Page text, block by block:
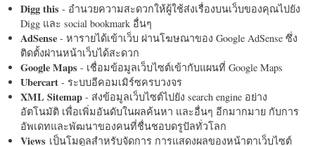
Digg this - อำนวยความสะดวกให้ผู้ใช้ส่งเรื่องบนเว็บของคุณไปยัง
Digg และ social bookmark อื่นๆ
AdSense - หารายได้เข้าเว็บ ผ่านโฆษณาของ Google AdSense ซึ่ง
ติดตั้งผ่านหน้าเว็บได้สะดวก
Google Maps - เชื่อมข้อมูลเว็บไซต์เข้ากับแผนที่ Google Maps
Ubercart - ระบบอีคอมเมิร์ซครบวงจร
XML Sitemap - ส่งข้อมูลเว็บไซต์ไปยัง search engine อย่าง
อัตโนมัติ เพื่อเพิ่มอันดับในผลค้นหา และอื่นๆ อีกมากมาย กับการ
อัพเดทและพัฒนาของคนที่ชื่นชอบดรูปัลทั่วโลก
Views เป็นโมดูลสำหรับจัดการ การแสดงผลของหน้าตาเว็บไซต์